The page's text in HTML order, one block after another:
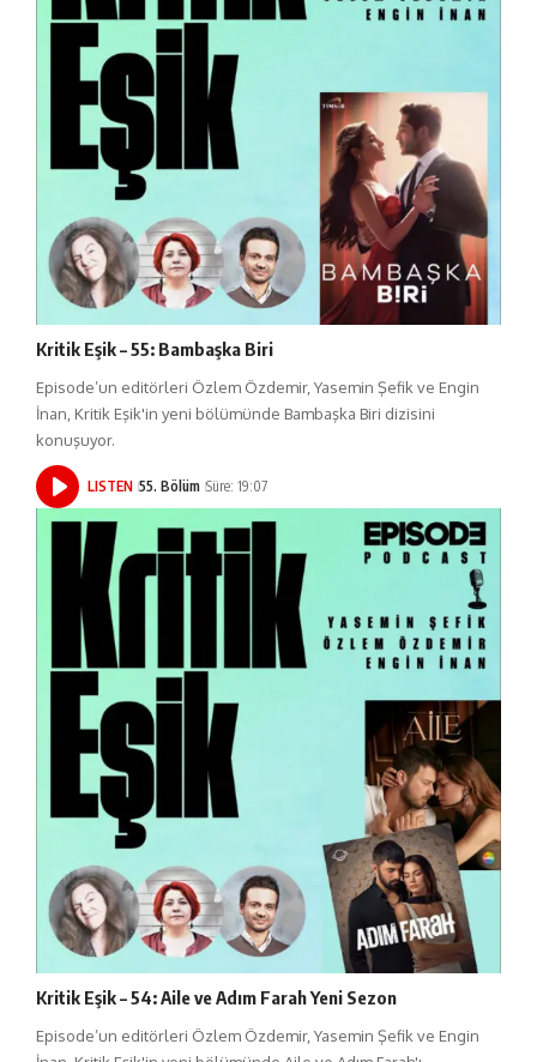
Kritik Eşik – 55: Bambaşka Biri
Episode’un editörleri Özlem Özdemir, Yasemin Şefik ve Engin
İnan, Kritik Eşik'in yeni bölümünde Bambaşka Biri dizisini
konuşuyor.
LISTEN 55. Bölüm Süre: 19:07
Kritik Eşik – 54: Aile ve Adım Farah Yeni Sezon
Episode’un editörleri Özlem Özdemir, Yasemin Şefik ve Engin